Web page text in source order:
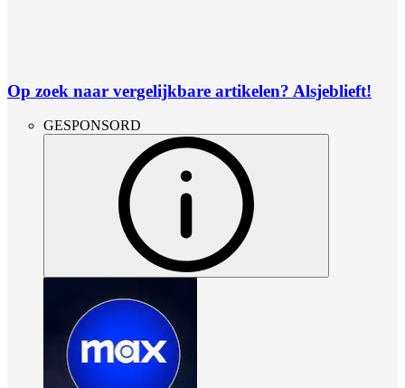
Op zoek naar vergelijkbare artikelen? Alsjeblieft!
GESPONSORD